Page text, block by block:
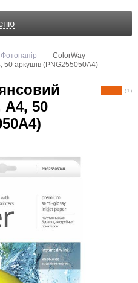
Фотопапір
ColorWay
50 аркушів (PNG255050A4)
A4, 50
( 1 )